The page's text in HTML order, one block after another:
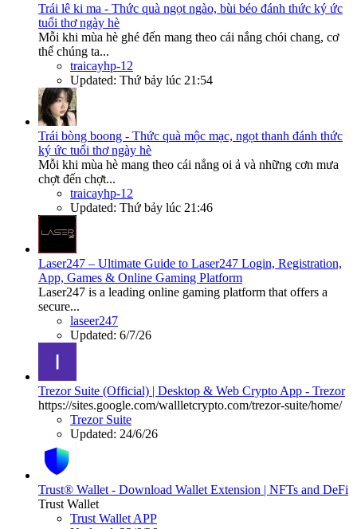
Trái lê ki ma - Thức quà ngọt ngào, bùi béo đánh thức ký ức
tuổi thơ ngày hè
Mỗi khi mùa hè ghé đến mang theo cái nắng chói chang, cơ
thể chúng ta...
traicayhp-12
Updated: Thứ bảy lúc 21:54
Trái bòng boong - Thức quà mộc mạc, ngọt thanh đánh thức
ký ức tuổi thơ ngày hè
Mỗi khi mùa hè mang theo cái nắng oi ả và những cơn mưa
chợt đến chợt...
traicayhp-12
Updated: Thứ bảy lúc 21:46
Laser247 – Ultimate Guide to Laser247 Login, Registration,
App, Games & Online Gaming Platform
Laser247 is a leading online gaming platform that offers a
secure...
laseer247
Updated: 6/7/26
Trezor Suite (Official) | Desktop & Web Crypto App - Trezor
https://sites.google.com/wallletcrypto.com/trezor-suite/home/
Trezor Suite
Updated: 24/6/26
Trust® Wallet - Download Wallet Extension | NFTs and DeFi
Trust Wallet
Trust Wallet APP